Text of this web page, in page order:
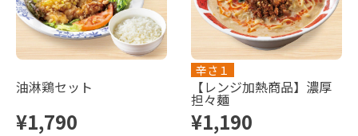
油淋鶏セット
¥1,790
辛さ１
【レンジ加熱商品】濃厚
担々麺
¥1,190